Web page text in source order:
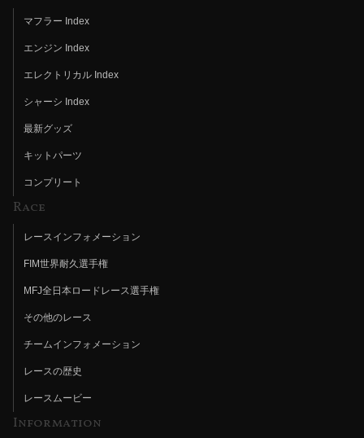
マフラー Index
エンジン Index
エレクトリカル Index
シャーシ Index
最新グッズ
キットパーツ
コンプリート
Race
レースインフォメーション
FIM世界耐久選手権
MFJ全日本ロードレース選手権
その他のレース
チームインフォメーション
レースの歴史
レースムービー
Information